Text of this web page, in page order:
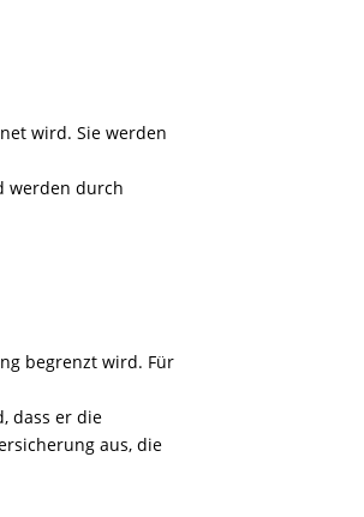
wird. Sie werden
werden durch
begrenzt wird. Für
dass er die
aus, die